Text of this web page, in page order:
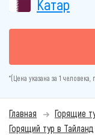
Катар
*(Цена указана за 1
Главная
Горящие
Горящий тур в Тайланд